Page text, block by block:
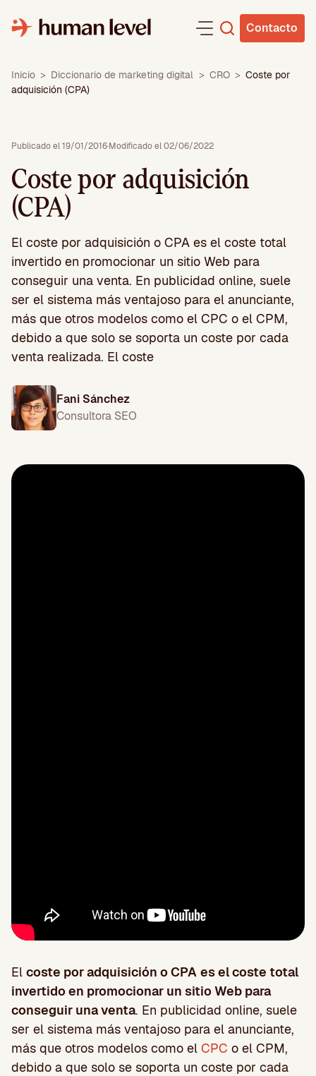
contenido
Contacto
Inicio > Diccionario de marketing digital > CRO > Coste por
adquisición (CPA)
Publicado el 19/01/2016·Modificado el 02/06/2022
Coste por adquisición
(CPA)
El coste por adquisición o CPA es el coste total
invertido en promocionar un sitio Web para
conseguir una venta. En publicidad online, suele
ser el sistema más ventajoso para el anunciante,
más que otros modelos como el CPC o el CPM,
debido a que solo se soporta un coste por cada
venta realizada. El coste
Fani Sánchez
Consultora SEO
El coste por adquisición o CPA es el coste total
invertido en promocionar un sitio Web para
conseguir una venta. En publicidad online, suele
ser el sistema más ventajoso para el anunciante,
más que otros modelos como el CPC o el CPM,
debido a que solo se soporta un coste por cada